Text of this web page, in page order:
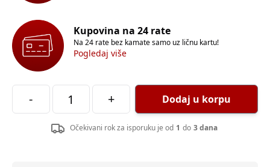
Kupovina na 24 rate
Na 24 rate bez kamate samo uz ličnu kartu!
Pogledaj više
- + Dodaj u korpu
Očekivani rok za isporuku je od 1 do 3 dana